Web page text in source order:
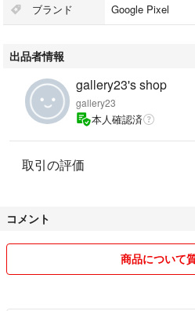
ブランド Google Pixel
出品者情報
gallery23's shop
gallery23
本人確認済
取引の評価
コメント
商品について